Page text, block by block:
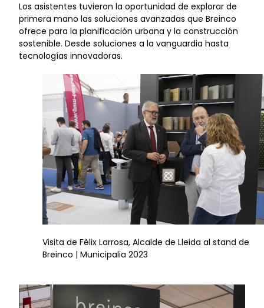
Los asistentes tuvieron la oportunidad de explorar de
primera mano las soluciones avanzadas que Breinco
ofrece para la planificación urbana y la construcción
sostenible. Desde soluciones a la vanguardia hasta
tecnologías innovadoras.
Visita de Fèlix Larrosa, Alcalde de Lleida al stand de
Breinco | Municipalia 2023